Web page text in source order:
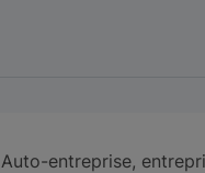
Auto-entreprise,